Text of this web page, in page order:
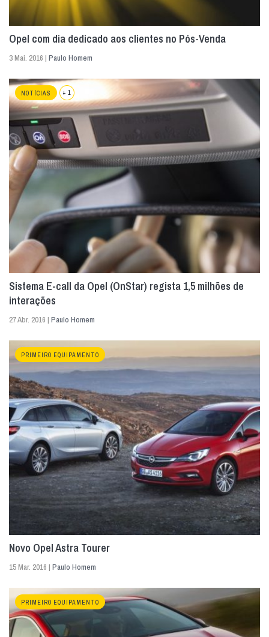
Opel com dia dedicado aos clientes no Pós-Venda
3 Mai. 2016 | Paulo Homem
NOTÍCIAS + 1
Sistema E-call da Opel (OnStar) regista 1,5 milhões de
interações
27 Abr. 2016 | Paulo Homem
PRIMEIRO EQUIPAMENTO
Novo Opel Astra Tourer
15 Mar. 2016 | Paulo Homem
PRIMEIRO EQUIPAMENTO